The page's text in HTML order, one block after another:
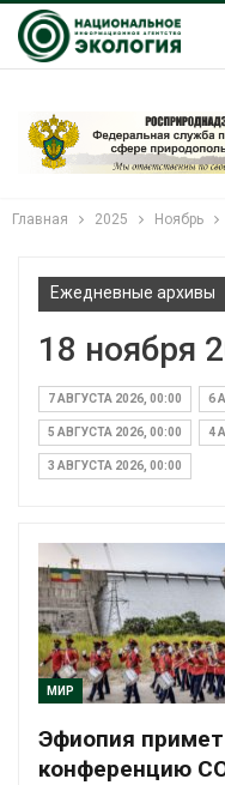
Главная 2025 Ноябрь
Ежедневные архивы
18 ноября
7 АВГУСТА 2026, 00:00 6
5 АВГУСТА 2026, 00:00 4
3 АВГУСТА 2026, 00:00
МИР
Эфиопия
конференцию